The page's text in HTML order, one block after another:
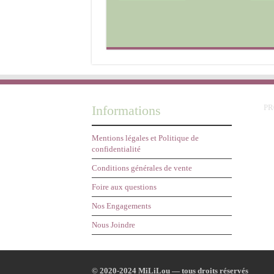
peuvent
sur
Informations
Mentions légales et Politique de
confidentialité
Conditions générales de vente
Foire aux questions
Nos Engagements
Nous Joindre
© 2020-2024 MiLiLou — tous droits réservés